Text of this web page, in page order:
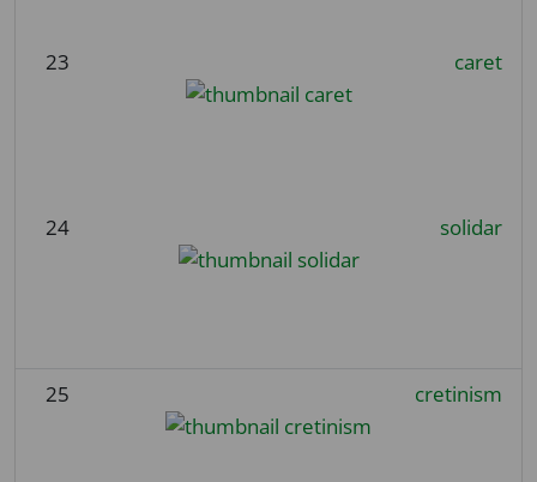
23 caret
24 solidar
25 cretinism